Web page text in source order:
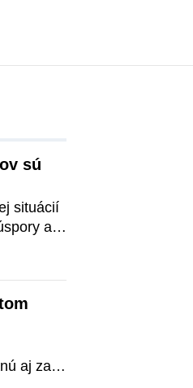
sú
situácií
a
aj za